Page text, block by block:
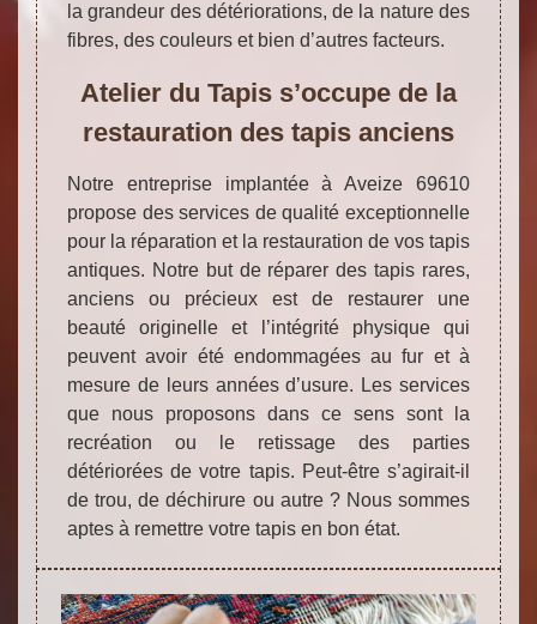
la grandeur des détériorations, de la nature des
fibres, des couleurs et bien d’autres facteurs.
Atelier du Tapis s’occupe de la
restauration des tapis anciens
Notre entreprise implantée à Aveize 69610
propose des services de qualité exceptionnelle
pour la réparation et la restauration de vos tapis
antiques. Notre but de réparer des tapis rares,
anciens ou précieux est de restaurer une
beauté originelle et l’intégrité physique qui
peuvent avoir été endommagées au fur et à
mesure de leurs années d’usure. Les services
que nous proposons dans ce sens sont la
recréation ou le retissage des parties
détériorées de votre tapis. Peut-être s’agirait-il
de trou, de déchirure ou autre ? Nous sommes
aptes à remettre votre tapis en bon état.